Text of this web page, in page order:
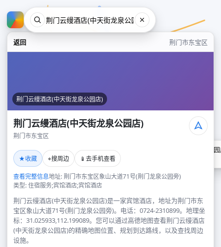
返回 荆门市东宝区
荆门云缦酒店(中天街龙泉公园店)
荆门云缦酒店(中天街龙泉公园店)
荆门市东宝区
★收藏 ⌖搜周边 📱 去手机查看
查看完整信息地址: 荆门市东宝区象山大道71号(荆门龙泉公园旁)
类型: 住宿服务;宾馆酒店;宾馆酒店
荆门云缦酒店(中天街龙泉公园店)是一家宾馆酒店，地址为荆门市东
宝区象山大道71号(荆门龙泉公园旁)。电话：0724-2310899。地理坐
标：31.025933,112.199089。您可以通过高德地图查看荆门云缦酒店
(中天街龙泉公园店)的精确地图位置、规划到达路线，以及查找周边
设施。
荆门云缦酒店(中天街龙泉公